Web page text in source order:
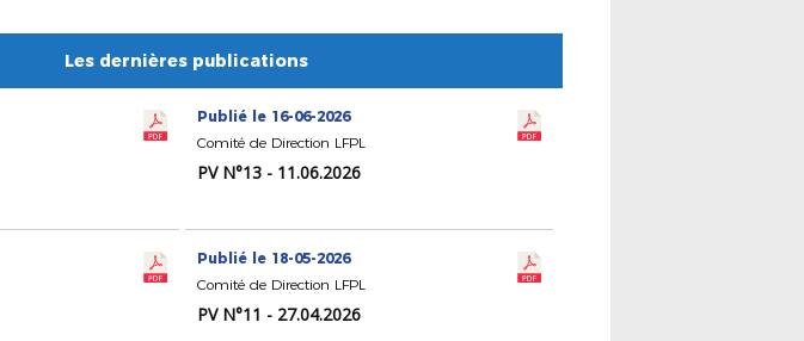
Les dernières publications
Publié le 16-06-2026
Comité de Direction LFPL
PV N°13 - 11.06.2026
Publié le 18-05-2026
Comité de Direction LFPL
PV N°11 - 27.04.2026